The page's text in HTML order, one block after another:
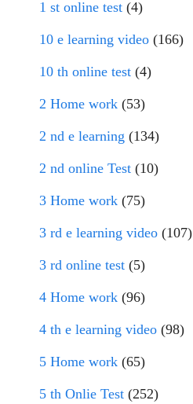
1 st online test (4)
10 e learning video (166)
10 th online test (4)
2 Home work (53)
2 nd e learning (134)
2 nd online Test (10)
3 Home work (75)
3 rd e learning video (107)
3 rd online test (5)
4 Home work (96)
4 th e learning video (98)
5 Home work (65)
5 th Onlie Test (252)